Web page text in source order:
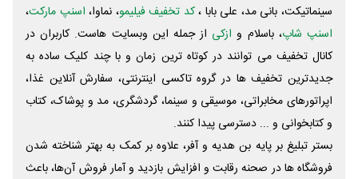
سینماتیکت، بانی مد، علی‌ بابا ،کد تخفیف فیلیمو، نماوا، اسنپ مارکت،
اسنپ شاپ، باسلام و ازکی از جمله این وبسایت ‌هاست. کاربران در
کانال تخفیف می توانند در کوتاه ترین زمان و با چند کلیک ساده به
جدیدترین تخفیف ها در گروه تاکسی اینترنتی، سفارش آنلاین غذا،
اپراتورهای مخابراتی، موسیقی و سینما، گردشگری، مد و پوشاک، کتاب
و کتابخوانی و ... دسترسی پیدا کنند.
بستر تبلیغ بر پایه بن هدیه و آفر، علاوه بر کمک به بهتر شناخته شدن
فروشگاه ها در صحنه رقابت و افزایش بازدید و آمار فروش آن‌ها، باعث